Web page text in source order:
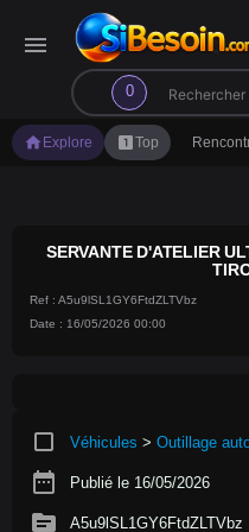
menu
0
search
home Explore looks_oneTop
SERVANTE D'ATELIER
Ref : A5u9lSL1GY6FtdZLTVbz
Date : 16/05/2026 00:00
crop_square Véhicules > Outillage
date_range Publié le 16/05/2026
source A5u9lSL1GY6FtdZLTVbz